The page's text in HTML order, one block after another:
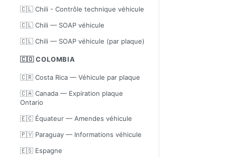
🇨🇱 Chili - Contrôle technique véhicule
🇨🇱 Chili — SOAP véhicule
🇨🇱 Chili — SOAP véhicule (par plaque)
🇨🇴 COLOMBIA
🇨🇷 Costa Rica — Véhicule par plaque
🇨🇦 Canada — Expiration plaque
Ontario
🇪🇨 Équateur — Amendes véhicule
🇵🇾 Paraguay — Informations véhicule
🇪🇸 Espagne